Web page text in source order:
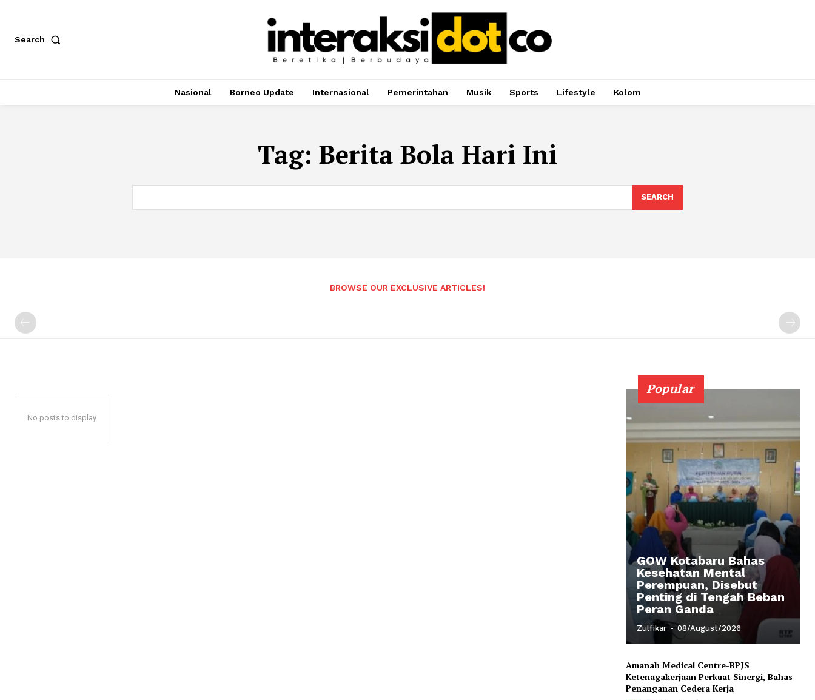
Search
Nasional Borneo Update Internasional Pemerintahan Musik Sports Lifestyle Kolom
Tag: Berita Bola Hari Ini
SEARCH
BROWSE OUR EXCLUSIVE ARTICLES!
No posts to display
Popular
GOW Kotabaru Bahas
Kesehatan Mental
Perempuan, Disebut
Penting di Tengah Beban
Peran Ganda
Zulfikar - 08/August/2026
Amanah Medical Centre-BPJS
Ketenagakerjaan Perkuat Sinergi, Bahas
Penanganan Cedera Kerja